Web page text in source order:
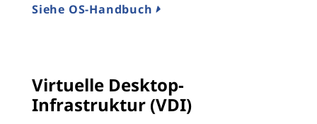
Siehe OS-Handbuch
Virtuelle Desktop-
Infrastruktur (VDI)